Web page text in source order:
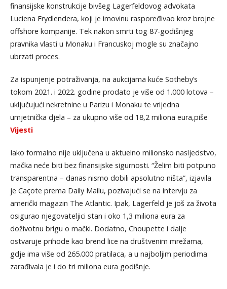
finansijske konstrukcije bivšeg Lagerfeldovog advokata
Luciena Frydlendera, koji je imovinu raspoređivao kroz brojne
offshore kompanije. Tek nakon smrti tog 87-godišnjeg
pravnika vlasti u Monaku i Francuskoj mogle su značajno
ubrzati proces.
Za ispunjenje potraživanja, na aukcijama kuće Sotheby’s
tokom 2021. i 2022. godine prodato je više od 1.000 lotova –
uključujući nekretnine u Parizu i Monaku te vrijedna
umjetnička djela – za ukupno više od 18,2 miliona eura,piše
Vijesti
Iako formalno nije uključena u aktuelno milionsko nasljedstvo,
mačka neće biti bez finansijske sigurnosti. “Želim biti potpuno
transparentna – danas nismo dobili apsolutno ništa”, izjavila
je Caçote prema Daily Mailu, pozivajući se na intervju za
američki magazin The Atlantic. Ipak, Lagerfeld je još za života
osigurao njegovateljici stan i oko 1,3 miliona eura za
doživotnu brigu o mački. Dodatno, Choupette i dalje
ostvaruje prihode kao brend lice na društvenim mrežama,
gdje ima više od 265.000 pratilaca, a u najboljim periodima
zarađivala je i do tri miliona eura godišnje.